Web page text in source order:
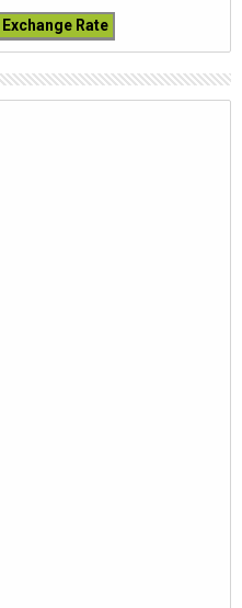
Exchange Rate